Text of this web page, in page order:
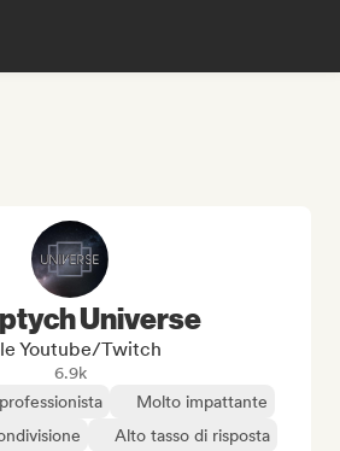
Universe
Youtube/Twitch
6.9k
Molto impattante
Alto tasso di risposta